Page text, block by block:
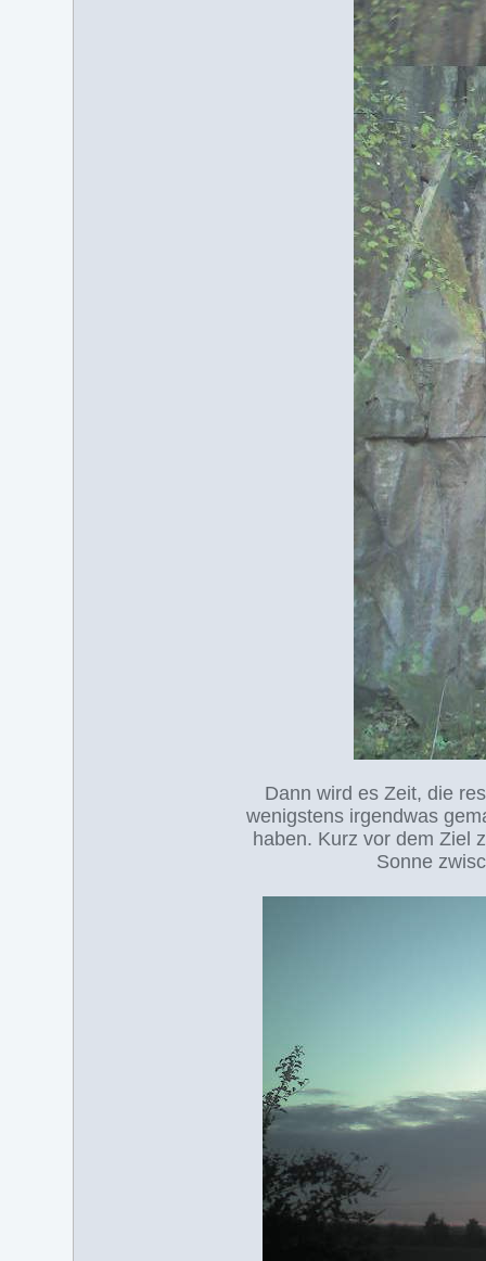
Dann wird es Zeit, die
wenigstens irgendwas
haben. Kurz vor dem Ziel
Sonne